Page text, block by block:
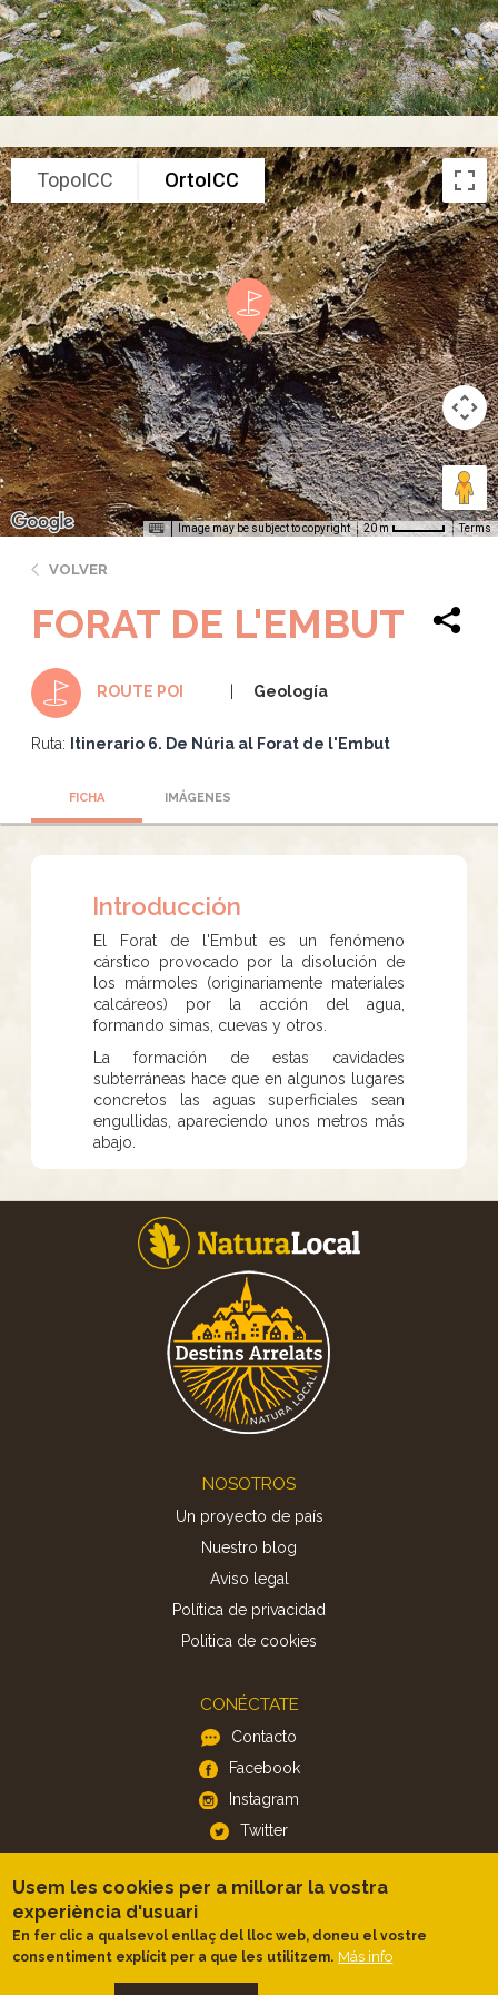
TopoICC OrtoICC
Image may be subject to copyright 20 m Terms
VOLVER
FORAT DE L'EMBUT
ROUTE POI Geología
Ruta: Itinerario 6. De Núria al Forat de l'Embut
FICHA IMÁGENES
Introducción
El Forat de l'Embut es un fenómeno
cárstico provocado por la disolución de
los mármoles (originariamente materiales
calcáreos) por la acción del agua,
formando simas, cuevas y otros.
La formación de estas cavidades
subterráneas hace que en algunos lugares
concretos las aguas superficiales sean
engullidas, apareciendo unos metros más
abajo.
NOSOTROS
Un proyecto de país
Nuestro blog
Aviso legal
Política de privacidad
Politica de cookies
CONÉCTATE
Contacto
Facebook
Instagram
Twitter
APP
iOS
Android
Usem les cookies per a millorar la vostra
experiència d'usuari
En fer clic a qualsevol enllaç del lloc web, doneu el vostre
consentiment explícit per a que les utilitzem. Más info